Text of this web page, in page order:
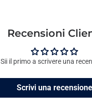
Recensioni
Sii il primo a scrivere una
Scrivi una recensione